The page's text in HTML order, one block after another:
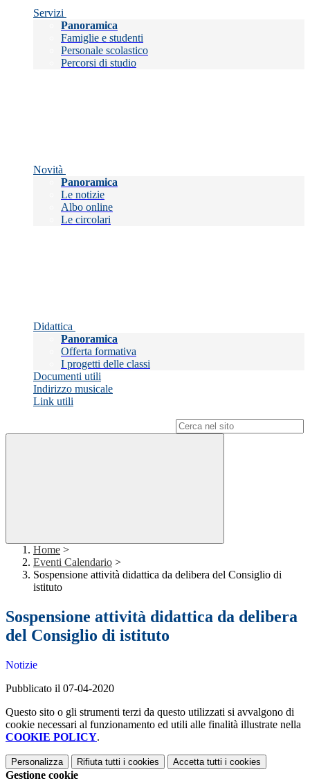
Servizi
Panoramica
Famiglie e studenti
Personale scolastico
Percorsi di studio
Novità
Panoramica
Le notizie
Albo online
Le circolari
Didattica
Panoramica
Offerta formativa
I progetti delle classi
Documenti utili
Indirizzo musicale
Link utili
Home >
Eventi Calendario >
Sospensione attività didattica da delibera del Consiglio di
istituto
Sospensione attività didattica da delibera
del Consiglio di istituto
Notizie
Pubblicato il 07-04-2020
Questo sito o gli strumenti terzi da questo utilizzati si avvalgono di
cookie necessari al funzionamento ed utili alle finalità illustrate nella
COOKIE POLICY.
Personalizza Rifiuta tutti i cookies Accetta tutti i cookies
Gestione cookie